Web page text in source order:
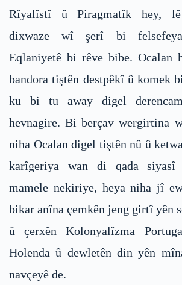
Rîyalîstî û Piragmatîk hey,
dixwaze wî şerî bi
Eqlaniyetê bi rêve bibe. Ocalan
bandora tiştên destpêkî û komek
ku bi tu away digel
hevnagire. Bi berçav wergirtina
niha Ocalan digel tiştên nû û
karîgeriya wan di qada
mamele nekiriye, heya niha jî
bikar anîna çemkên jeng girtî yên
û çerxên Kolonyalîzma
Holenda û dewletên din yên
navçeyê de.